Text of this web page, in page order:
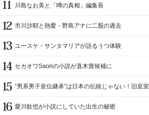
川島なお美と「噂の真相」編集長
市川沙耶と熱愛・野島アナに二股の過去
ユースケ・サンタマリアが語るうつ体験
セカオワSaoriの小説が直木賞候補に
“男系男子皇位継承”は日本の伝統じゃない！旧皇
愛川欽也が小説にしていた出生の秘密